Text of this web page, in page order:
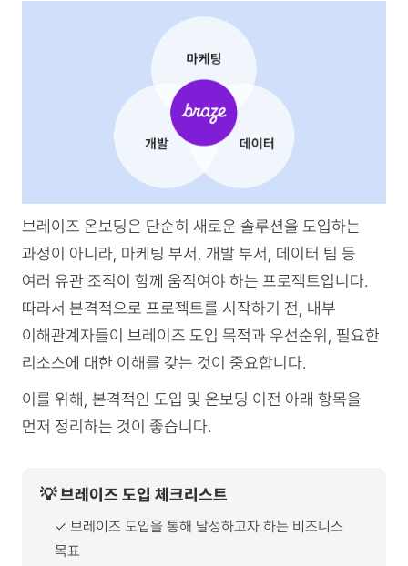
브레이즈 온보딩은 단순히 새로운 솔루션을 도입하는
과정이 아니라, 마케팅 부서, 개발 부서, 데이터 팀 등
여러 유관 조직이 함께 움직여야 하는 프로젝트입니다.
따라서 본격적으로 프로젝트를 시작하기 전, 내부
이해관계자들이 브레이즈 도입 목적과 우선순위, 필요한
리소스에 대한 이해를 갖는 것이 중요합니다.
이를 위해, 본격적인 도입 및 온보딩 이전 아래 항목을
먼저 정리하는 것이 좋습니다.
💡 브레이즈 도입 체크리스트
︎✓ 브레이즈 도입을 통해 달성하고자 하는 비즈니스
목표